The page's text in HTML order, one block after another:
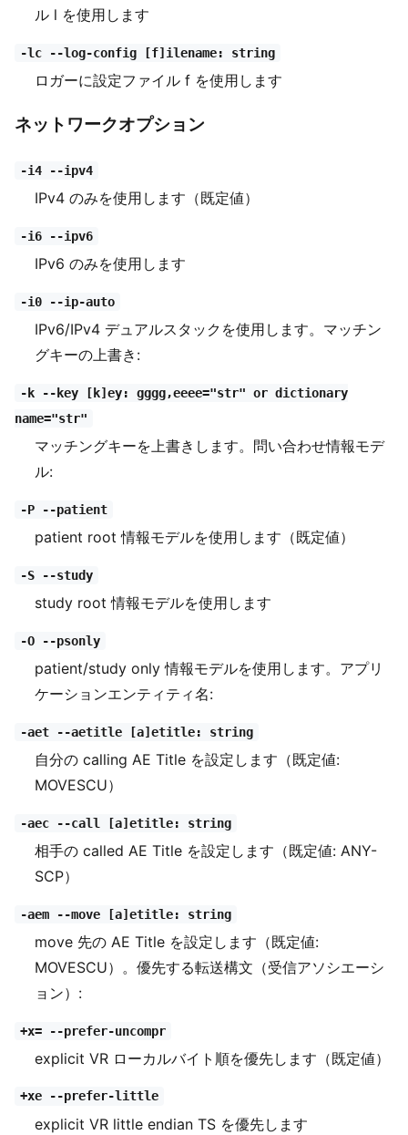
ル l を使用します
-lc --log-config [f]ilename: string
ロガーに設定ファイル f を使用します
ネットワークオプション
-i4 --ipv4
IPv4 のみを使用します（既定値）
-i6 --ipv6
IPv6 のみを使用します
-i0 --ip-auto
IPv6/IPv4 デュアルスタックを使用します。マッチン
グキーの上書き:
-k --key [k]ey: gggg,eeee="str" or dictionary
name="str"
マッチングキーを上書きします。問い合わせ情報モデ
ル:
-P --patient
patient root 情報モデルを使用します（既定値）
-S --study
study root 情報モデルを使用します
-O --psonly
patient/study only 情報モデルを使用します。アプリ
ケーションエンティティ名:
-aet --aetitle [a]etitle: string
自分の calling AE Title を設定します（既定値:
MOVESCU）
-aec --call [a]etitle: string
相手の called AE Title を設定します（既定値: ANY-
SCP）
-aem --move [a]etitle: string
move 先の AE Title を設定します（既定値:
MOVESCU）。優先する転送構文（受信アソシエーシ
ョン）:
+x= --prefer-uncompr
explicit VR ローカルバイト順を優先します（既定値）
+xe --prefer-little
explicit VR little endian TS を優先します